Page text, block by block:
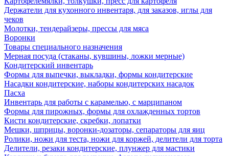
Держатели для кухонного инвентаря, для заказов, иглы для
чеков
Молотки, тендерайзеры, прессы для мяса
Воронки
Товары специального назначения
Мерная посуда (стаканы, кувшины, ложки мерные)
Кондитерский инвентарь
Формы для выпечки, выкладки, формы кондитерские
Насадки кондитерские, наборы кондитерских насадок
Пасха
Инвентарь для работы с карамелью, с марципаном
Формы для пирожных, формы для охлажденных тортов
Кисти кондитерские, скребки, лопатки
Мешки, шприцы, воронки-дозаторы, сепараторы для яиц
Ролики, ножи для теста, ножи для коржей, делители для торта
Делители, резаки кондитерские, плунжер для мастики